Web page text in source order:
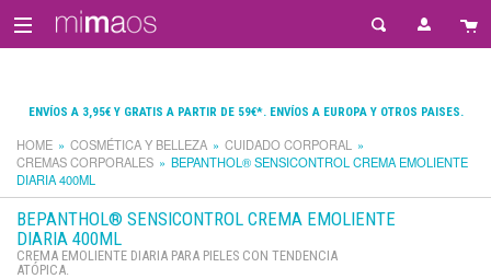
ENVÍOS A 3,95€ Y GRATIS A PARTIR DE 59€*. ENVÍOS A EUROPA Y OTROS PAISES.
HOME COSMÉTICA Y BELLEZA
CUIDADO CORPORAL
CREMAS CORPORALES
BEPANTHOL® SENSICONTROL CREMA EMOLIENTE
DIARIA 400ML
BEPANTHOL® SENSICONTROL CREMA EMOLIENTE
DIARIA 400ML
CREMA EMOLIENTE DIARIA PARA PIELES CON TENDENCIA
ATÓPICA.